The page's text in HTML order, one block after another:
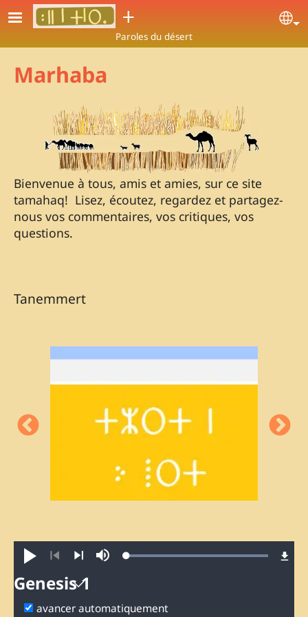
Aller au contenu principal
ⵜ
Paroles du désert
Marhaba
Bienvenue à tous, amis et amies, sur ce site
tamahaq! Lisez, écoutez, regardez et partagez-
nous vos commentaires, vos critiques, vos
questions.
Tanemmert
Jouer
PrécédentSuivant
Sourdine Loaded:
Genesis 1
Genesis
avancer automatiquement